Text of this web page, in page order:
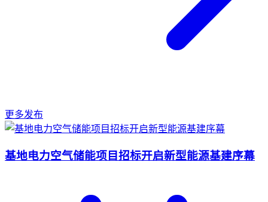
更多发布
基地电力空气储能项目招标开启新型能源基建序幕